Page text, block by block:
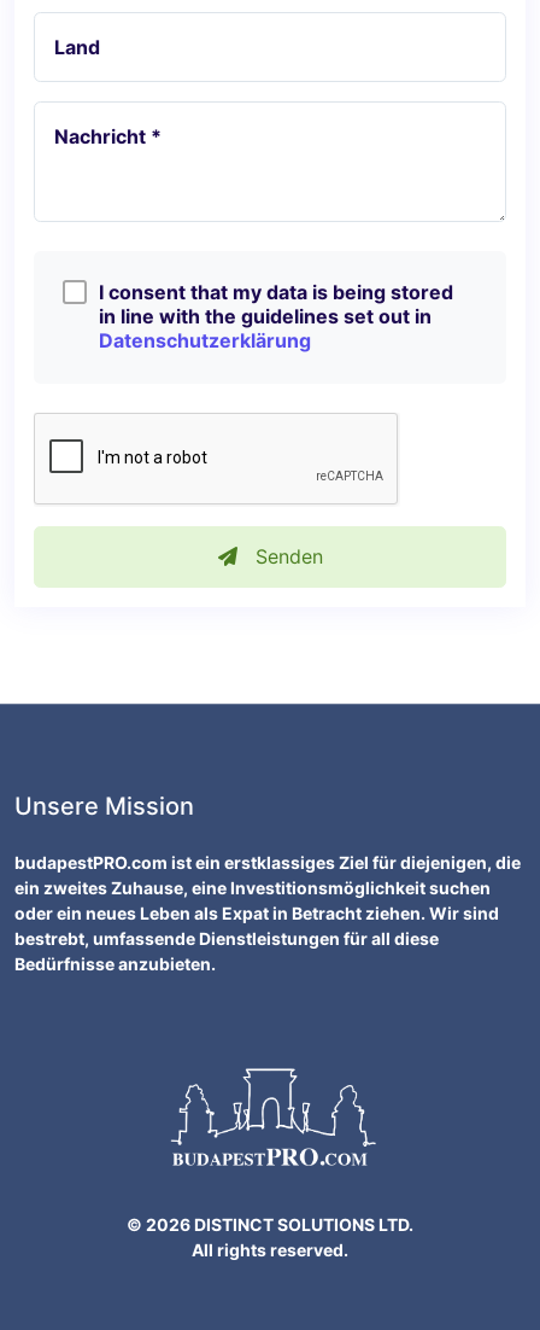
Land
Nachricht *
I consent that my data is being stored
in line with the guidelines set out in
Datenschutzerklärung
Senden
Unsere Mission
budapestPRO.com ist ein erstklassiges Ziel für diejenigen, die
ein zweites Zuhause, eine Investitionsmöglichkeit suchen
oder ein neues Leben als Expat in Betracht ziehen. Wir sind
bestrebt, umfassende Dienstleistungen für all diese
Bedürfnisse anzubieten.
© 2026 DISTINCT SOLUTIONS LTD.
All rights reserved.